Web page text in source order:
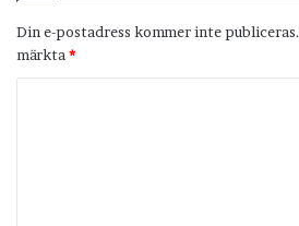
Din e-postadress kommer inte publiceras.
märkta *